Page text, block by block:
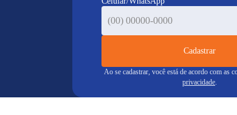
Cadastrar
Ao se cadastrar, você está de acordo com as
privacidade